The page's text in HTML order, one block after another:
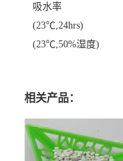
吸水率
(23℃,24hrs)
(23℃,50%湿度)
相关产品：